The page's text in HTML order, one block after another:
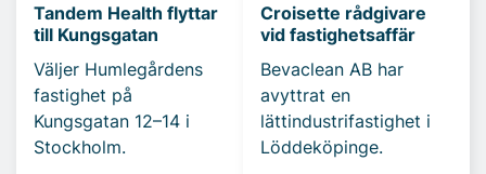
Tandem Health flyttar
till Kungsgatan
Väljer Humlegårdens
fastighet på
Kungsgatan 12–14 i
Stockholm.
Croisette rådgivare
vid fastighetsaffär
Bevaclean AB har
avyttrat en
lättindustrifastighet i
Löddeköpinge.